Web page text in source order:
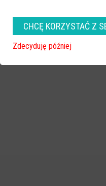
CHCĘ KORZYSTAĆ Z
Zdecyduję później